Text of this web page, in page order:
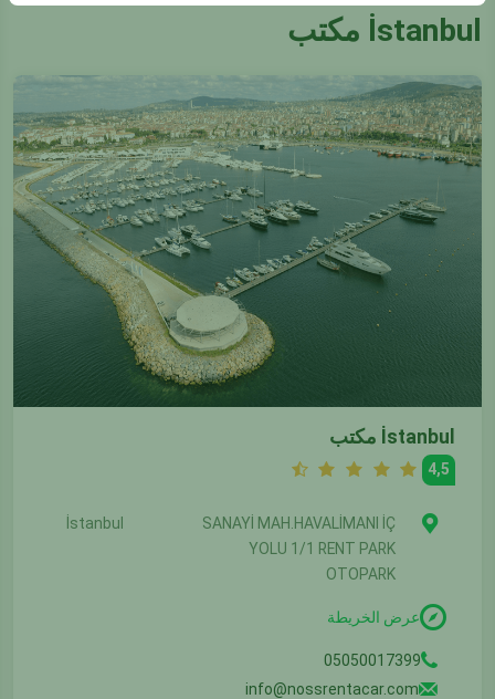
İstanbul مكتب
İstanbul مكتب
4,5
SANAYİ MAH.HAVALİMANI İÇ
YOLU 1/1 RENT PARK
OTOPARK
İstanbul
عرض الخريطة
05050017399
info@nossrentacar.com